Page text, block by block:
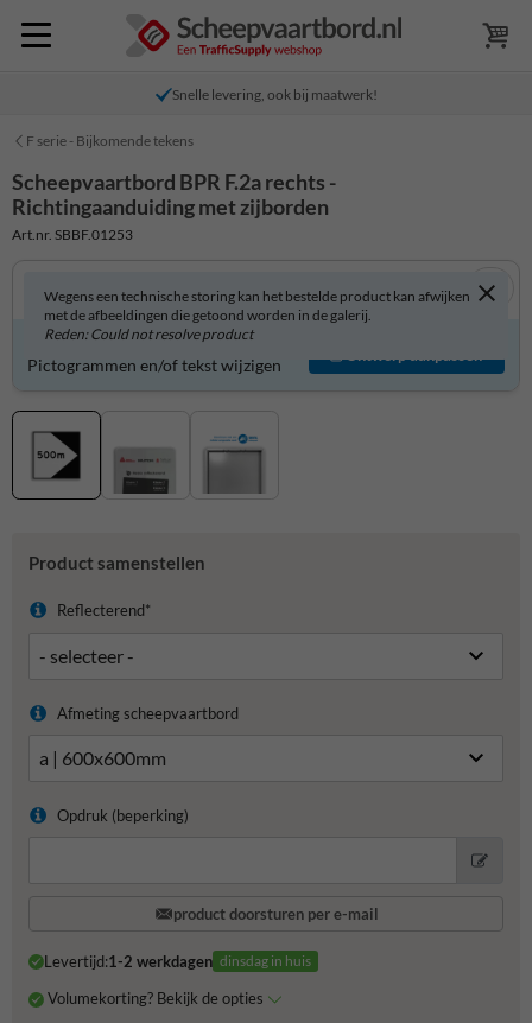
Snelle levering, ook bij maatwerk!
F serie - Bijkomende tekens
Scheepvaartbord BPR F.2a rechts -
Richtingaanduiding met zijborden
Art.nr. SBBF.01253
Wegens een technische storing kan het bestelde product kan afwijken
met de afbeeldingen die getoond worden in de galerij.
Reden: Could not resolve product
Scheepvaartbord zelf aanpassen?
Pictogrammen en/of tekst wijzigen
Ontwerp aanpassen
Product samenstellen
Reflecterend*
Afmeting scheepvaartbord
Opdruk (beperking)
product doorsturen per e-mail
Levertijd:1-2 werkdagen dinsdag in huis
Volumekorting? Bekijk de opties